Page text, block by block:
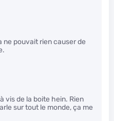
ne pouvait rien causer de
vis de la boite hein. Rien
sur tout le monde, ça me